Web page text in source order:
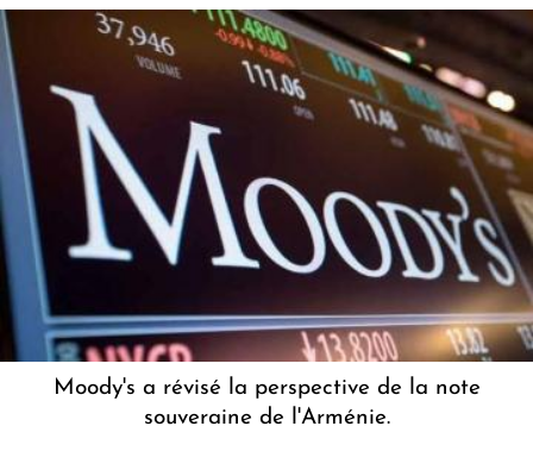
Moody's a révisé la perspective de la note
souveraine de l'Arménie.